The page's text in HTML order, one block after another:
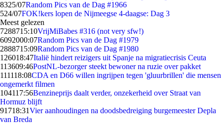
8325/07Random Pics van de Dag #1966
524/07FOK!kers lopen de Nijmeegse 4-daagse: Dag 3
Meest gelezen
7288715:10VrijMiBabes #316 (not very sfw!)
6092000:07Random Pics van de Dag #1979
2888715:09Random Pics van de Dag #1980
126018:47Italië hindert reizigers uit Spanje na migratiecrisis Ceuta
113609:46PostNL-bezorger steekt bewoner na ruzie over pakket
111118:08CDA en D66 willen ingrijpen tegen 'gluurbrillen' die mensen
ongemerkt filmen
104117:56Benzineprijs daalt verder, onzekerheid over Straat van
Hormuz blijft
91718:31Vier aanhoudingen na doodsbedreiging burgemeester Depla
van Breda